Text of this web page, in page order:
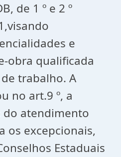
de 1 º e 2 º
e
obra qualificada
trabalho. A
no art.9 º, a
atendimento
os excepcionais,
Estaduais